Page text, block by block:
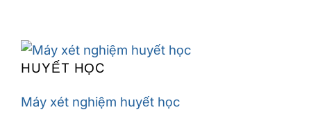
HUYẾT HỌC
Máy xét nghiệm huyết học